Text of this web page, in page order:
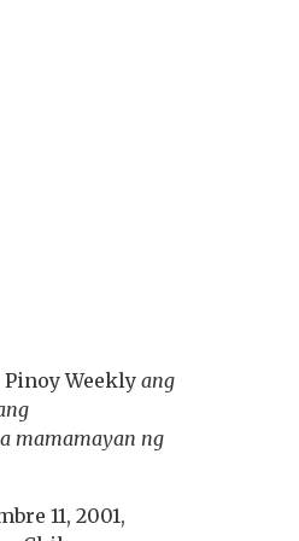
Pinoy Weekly ang
mamamayan ng
11, 2001,